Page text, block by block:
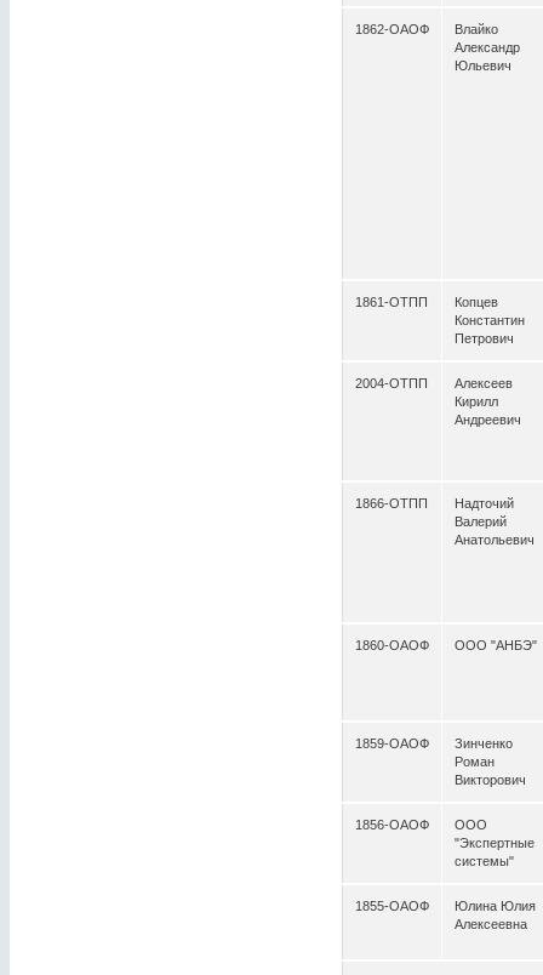
1862-ОАОФ
Влайко
Александр
Юльевич
1861-ОТПП
Копцев
Константин
Петрович
2004-ОТПП
Алексеев
Кирилл
Андреевич
1866-ОТПП
Надточий
Валерий
Анатольевич
1860-ОАОФ ООО "АНБЭ"
1859-ОАОФ
Зинченко
Роман
Викторович
1856-ОАОФ
ООО
"Экспертные
системы"
1855-ОАОФ
Юлина Юлия
Алексеевна